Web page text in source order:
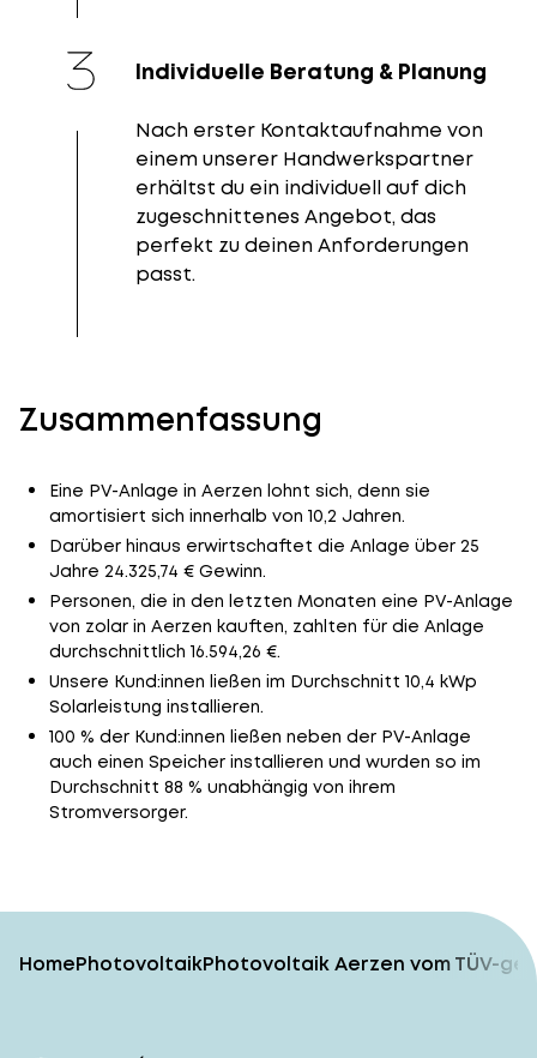
Individuelle Beratung & Planung
Nach erster Kontaktaufnahme von
einem unserer Handwerkspartner
erhältst du ein individuell auf dich
zugeschnittenes Angebot, das
perfekt zu deinen Anforderungen
passt.
Zusammenfassung
Eine PV-Anlage in Aerzen lohnt sich, denn sie
amortisiert sich innerhalb von 10,2 Jahren.
Darüber hinaus erwirtschaftet die Anlage über 25
Jahre 24.325,74 € Gewinn.
Personen, die in den letzten Monaten eine PV-Anlage
von zolar in Aerzen kauften, zahlten für die Anlage
durchschnittlich 16.594,26 €.
Unsere Kund:innen ließen im Durchschnitt 10,4 kWp
Solarleistung installieren.
100 % der Kund:innen ließen neben der PV-Anlage
auch einen Speicher installieren und wurden so im
Durchschnitt 88 % unabhängig von ihrem
Stromversorger.
HomePhotovoltaikPhotovoltaik Aerzen vom TÜV-